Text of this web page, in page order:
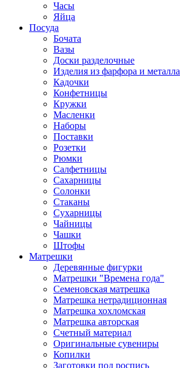
Часы
Яйца
Посуда
Бочата
Вазы
Доски разделочные
Изделия из фарфора и металла
Кадочки
Конфетницы
Кружки
Масленки
Наборы
Поставки
Розетки
Рюмки
Салфетницы
Сахарницы
Солонки
Стаканы
Сухарницы
Чайницы
Чашки
Штофы
Матрешки
Деревянные фигурки
Матрешки "Времена года"
Семеновская матрешка
Матрешка нетрадиционная
Матрешка хохломская
Матрешка авторская
Счетный материал
Оригинальные сувениры
Копилки
Заготовки под роспись